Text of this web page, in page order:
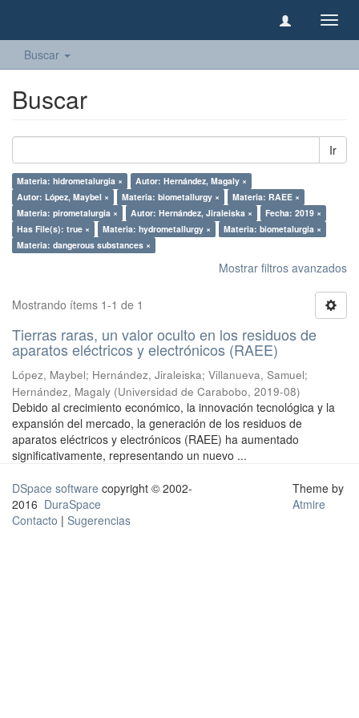
Buscar
Buscar
Ir
Materia: hidrometalurgia ×
Autor: Hernández, Magaly ×
Autor: López, Maybel ×
Materia: biometallurgy ×
Materia: RAEE ×
Materia: pirometalurgia ×
Autor: Hernández, Jiraleiska ×
Fecha: 2019 ×
Has File(s): true ×
Materia: hydrometallurgy ×
Materia: biometalurgia ×
Materia: dangerous substances ×
Mostrar filtros avanzados
Mostrando ítems 1-1 de 1
Tierras raras, un valor oculto en los residuos de
aparatos eléctricos y electrónicos (RAEE)
López, Maybel; Hernández, Jiraleiska; Villanueva, Samuel;
Hernández, Magaly (Universidad de Carabobo, 2019-08)
Debido al crecimiento económico, la innovación tecnológica y la
expansión del mercado, la generación de los residuos de
aparatos eléctricos y electrónicos (RAEE) ha aumentado
significativamente, representando un nuevo ...
DSpace software copyright © 2002-
2016 DuraSpace
Contacto | Sugerencias
Theme by
Atmire